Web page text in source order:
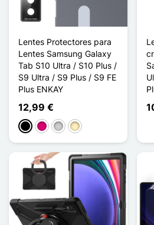
Lentes Protectores para
Lentes Samsung Galaxy
Tab S10 Ultra / S10 Plus /
S9 Ultra / S9 Plus / S9 FE
Plus ENKAY
12,99 €
NegroMagenta
PlataOro